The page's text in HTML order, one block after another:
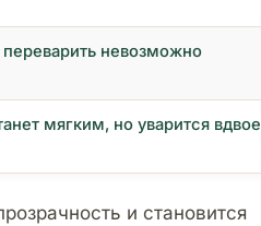
переварить невозможно
мягким, но уварится вдвое
и становится